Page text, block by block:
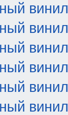
винил
винил
винил
винил
винил
винил